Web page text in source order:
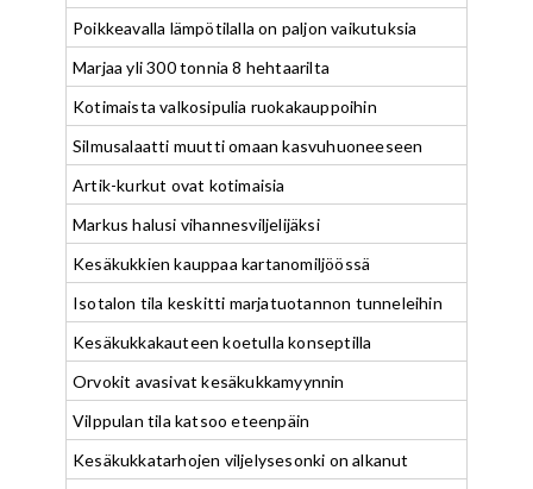
Poikkeavalla lämpötilalla on paljon vaikutuksia
Marjaa yli 300 tonnia 8 hehtaarilta
Kotimaista valkosipulia ruokakauppoihin
Silmusalaatti muutti omaan kasvuhuoneeseen
Artik-kurkut ovat kotimaisia
Markus halusi vihannesviljelijäksi
Kesäkukkien kauppaa kartanomiljöössä
Isotalon tila keskitti marjatuotannon tunneleihin
Kesäkukkakauteen koetulla konseptilla
Orvokit avasivat kesäkukkamyynnin
Vilppulan tila katsoo eteenpäin
Kesäkukkatarhojen viljelysesonki on alkanut